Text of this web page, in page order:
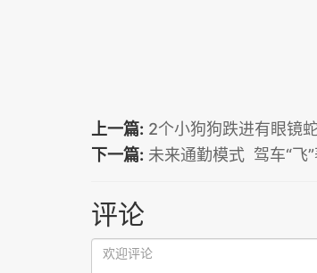
上一篇: 2个小狗狗跌进有眼镜
下一篇: 未来通勤模式 驾车“飞
评论